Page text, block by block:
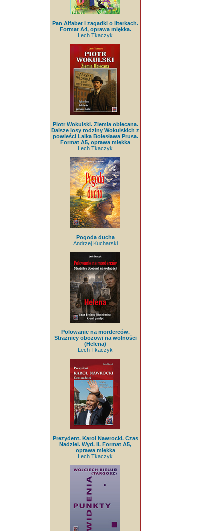
Pan Alfabet i zagadki o literkach.
Format A4, oprawa miękka.
Lech Tkaczyk
Piotr Wokulski. Ziemia obiecana.
Dalsze losy rodziny Wokulskich z
powieści Lalka Bolesława Prusa.
Format A5, oprawa miękka
Lech Tkaczyk
Pogoda ducha
Andrzej Kucharski
Polowanie na morderców.
Strażnicy obozowi na wolności
(Helena)
Lech Tkaczyk
Prezydent. Karol Nawrocki. Czas
Nadziei. Wyd. II. Format A5,
oprawa miękka
Lech Tkaczyk